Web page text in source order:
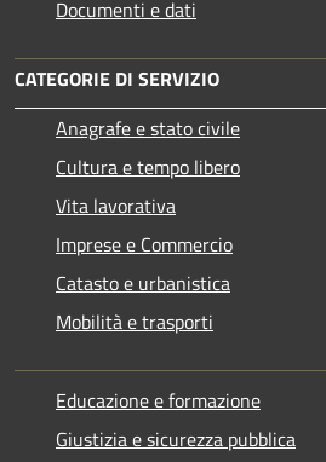
Documenti e dati
CATEGORIE DI SERVIZIO
Anagrafe e stato civile
Cultura e tempo libero
Vita lavorativa
Imprese e Commercio
Catasto e urbanistica
Mobilità e trasporti
Educazione e formazione
Giustizia e sicurezza pubblica